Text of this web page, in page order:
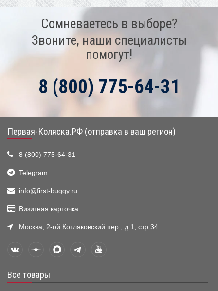
Сомневаетесь в выборе?
Звоните, наши специалисты
помогут!
8 (800) 775-64-31
Первая-Коляска.РФ (отправка в ваш регион)
8 (800) 775-64-31
Telegram
info@first-buggy.ru
Визитная карточка
Москва, 2-ой Котляковский пер., д.1, стр.34
Все товары